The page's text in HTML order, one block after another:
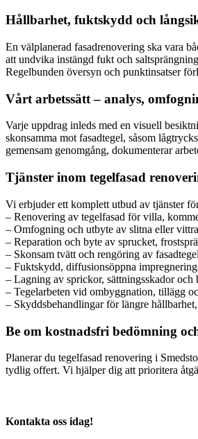
Hållbarhet, fuktskydd och
En välplanerad fasadrenovering ska vara
att undvika instängd fukt och
Regelbunden översyn och punktinsatser
Vårt arbetssätt – analys,
Varje uppdrag inleds med en visuell
skonsamma mot fasadtegel, såsom
gemensam genomgång, dokumenterar
Tjänster inom tegelfasad
Vi erbjuder ett komplett utbud av tjänster
– Renovering av tegelfasad för villa,
– Omfogning och utbyte av slitna eller
– Reparation och byte av sprucket,
– Skonsam tvätt och rengöring av
– Fuktskydd, diffusionsöppna
– Lagning av sprickor, sättningsskador
– Tegelarbeten vid ombyggnation, tillägg
– Skyddsbehandlingar för längre
Be om kostnadsfri bedömning
Planerar du tegelfasad renovering i
tydlig offert. Vi hjälper dig att prioritera
Kontakta oss idag!